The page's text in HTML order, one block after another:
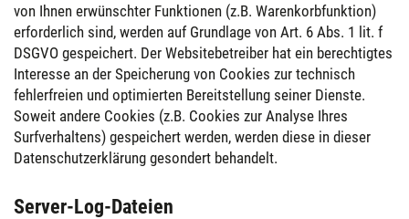
von Ihnen erwünschter Funktionen (z.B. Warenkorbfunktion)
erforderlich sind, werden auf Grundlage von Art. 6 Abs. 1 lit. f
DSGVO gespeichert. Der Websitebetreiber hat ein berechtigtes
Interesse an der Speicherung von Cookies zur technisch
fehlerfreien und optimierten Bereitstellung seiner Dienste.
Soweit andere Cookies (z.B. Cookies zur Analyse Ihres
Surfverhaltens) gespeichert werden, werden diese in dieser
Datenschutzerklärung gesondert behandelt.
Server-Log-Dateien